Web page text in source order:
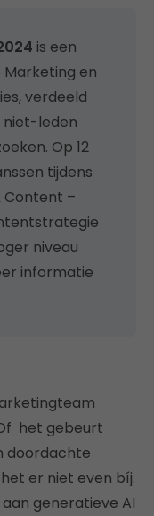
is een
Marketing en
verdeeld
niet-leden
Op 12
tijdens
Content –
niveau
informatie
het gebeurt
doordachte
er niet even bíj.
generatieve AI